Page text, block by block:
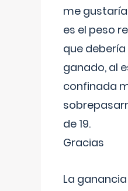
me
es el peso
que
ganado, al
confinada
de 19.
Gracias
La